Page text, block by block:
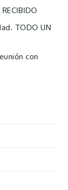
RECIBIDO
TODO UN
con